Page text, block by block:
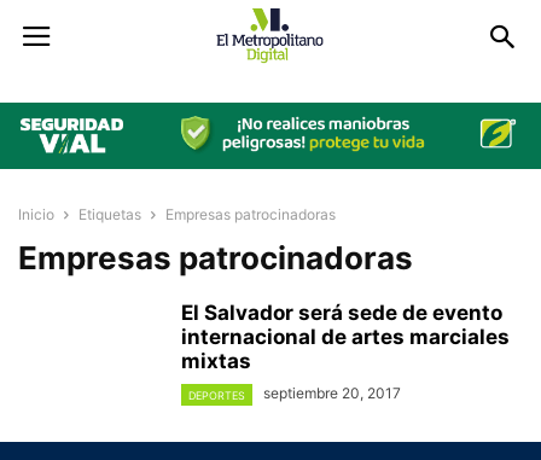
Inicio Etiquetas Empresas patrocinadoras
Empresas patrocinadoras
El Salvador será sede de evento
internacional de artes marciales
mixtas
DEPORTES septiembre 20, 2017